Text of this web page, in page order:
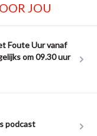
JOU
Foute Uur vanaf
om 09.30 uur
podcast